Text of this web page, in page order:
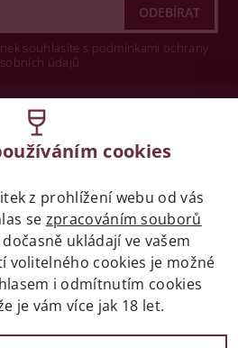
souhlasíte s podmínkami ochrany
údajů
nápojů osobám
cookies
z prohlížení webu od vás
se zpracováním souborů
ukládají ve vašem
volitelného cookies je možné
i odmítnutím cookies
je vám více jak 18 let.